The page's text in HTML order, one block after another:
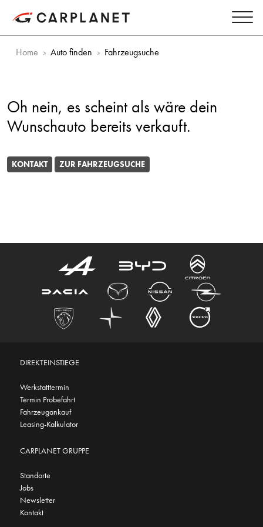
Home Auto finden Fahrzeugsuche
Oh nein, es scheint als wäre dein
Wunschauto bereits verkauft.
KONTAKT ZUR FAHRZEUGSUCHE
DIREKTEINSTIEGE
Werkstatttermin
Termin Probefahrt
Fahrzeugankauf
Leasing-Kalkulator
CARPLANET GRUPPE
Standorte
Jobs
Newsletter
Kontakt